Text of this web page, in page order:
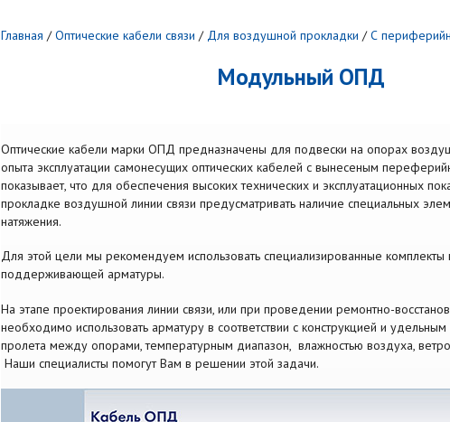
Главная /Оптические кабели связи / Для воздушной прокладки /С
Модульный ОПД
Оптические кабели марки ОПД предназначены для подвески на опорах
опыта эксплуатации самонесущих оптических кабелей с вынесеным
показывает, что для обеспечения высоких технических и эксплуатационных
прокладке воздушной линии связи предусматривать наличие специальных
натяжения.
Для этой цели мы рекомендуем использовать специализированные комплекты
поддерживающей арматуры.
На этапе проектирования линии связи, или при проведении ремонтно-
необходимо использовать арматуру в соответствии с конструкцией и
пролета между опорами, температурным диапазон, влажностью воздуха,
Наши специалисты помогут Вам в решении этой задачи.